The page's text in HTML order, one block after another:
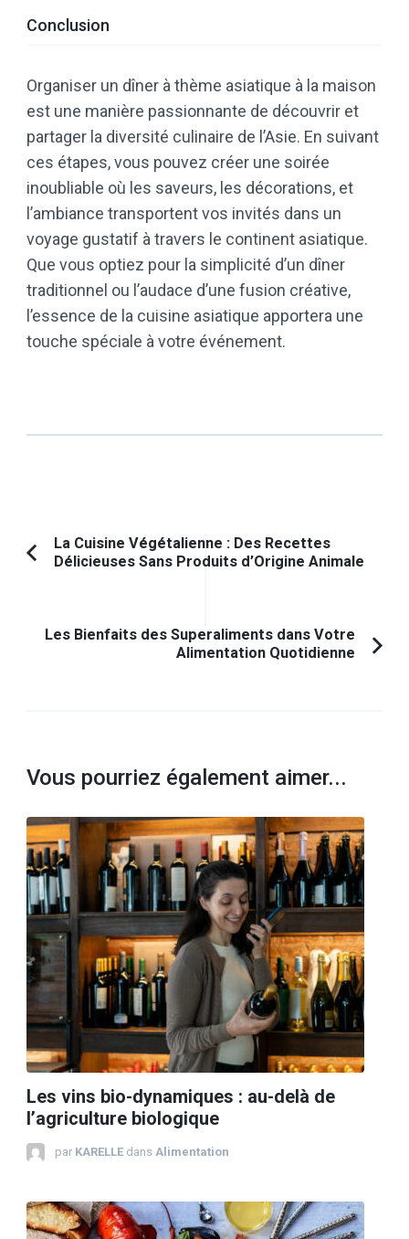
Conclusion
Organiser un dîner à thème asiatique à la maison
est une manière passionnante de découvrir et
partager la diversité culinaire de l’Asie. En suivant
ces étapes, vous pouvez créer une soirée
inoubliable où les saveurs, les décorations, et
l’ambiance transportent vos invités dans un
voyage gustatif à travers le continent asiatique.
Que vous optiez pour la simplicité d’un dîner
traditionnel ou l’audace d’une fusion créative,
l’essence de la cuisine asiatique apportera une
touche spéciale à votre événement.
Navigation
d'article
Article
La Cuisine Végétalienne : Des Recettes
Délicieuses Sans Produits d’Origine Animale
Les Bienfaits des Superaliments dans Votre
Alimentation Quotidienne
Vous pourriez également aimer...
Les vins bio-dynamiques : au-delà de
l’agriculture biologique
par KARELLE dans Alimentation